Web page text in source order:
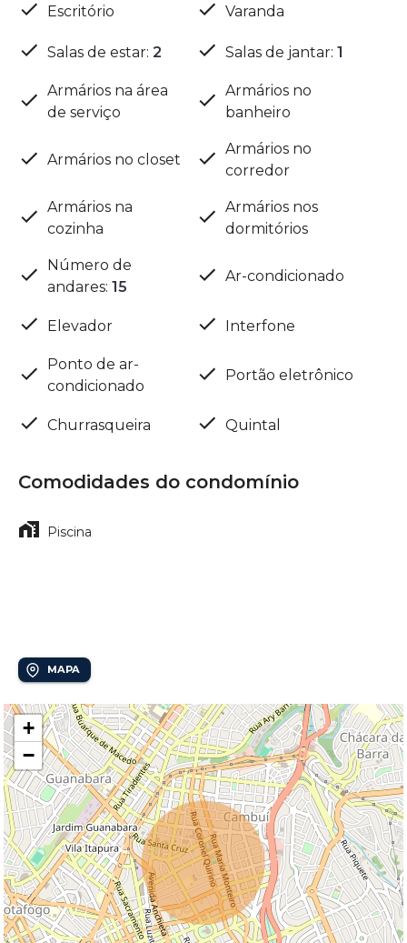
Escritório Varanda
Salas de estar: 2 Salas de jantar: 1
Armários na área
de serviço
Armários no
banheiro
Armários no closet
Armários no
corredor
Armários na
cozinha
Armários nos
dormitórios
Número de
andares: 15
Ar-condicionado
Elevador Interfone
Ponto de ar-
condicionado
Portão eletrônico
Churrasqueira Quintal
Comodidades do condomínio
Piscina
MAPA
+
−